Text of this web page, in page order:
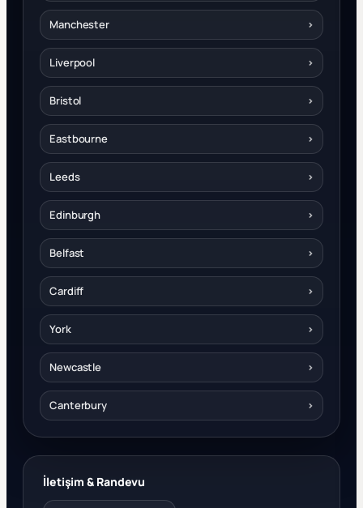
Manchester ›
Liverpool ›
Bristol ›
Eastbourne ›
Leeds ›
Edinburgh ›
Belfast ›
Cardiff ›
York ›
Newcastle ›
Canterbury ›
İletişim & Randevu